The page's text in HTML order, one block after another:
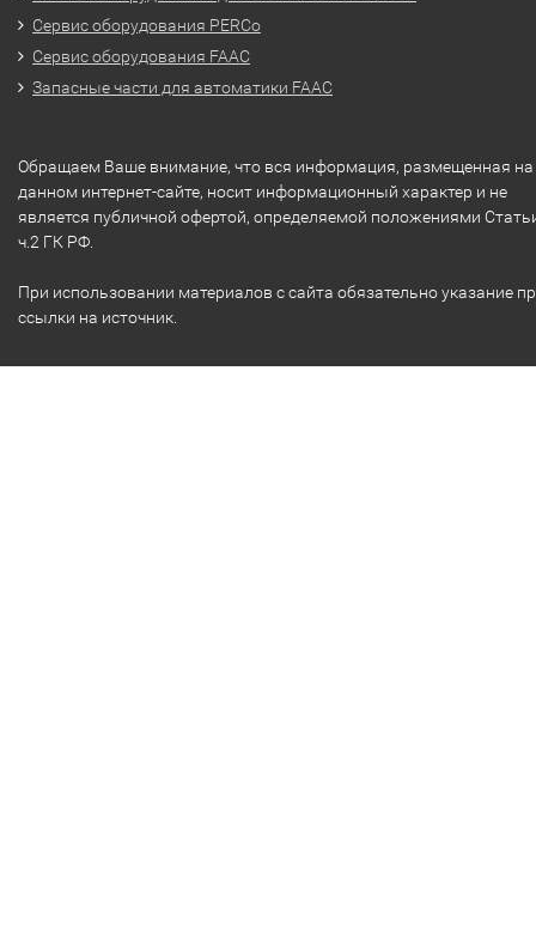
Сервис оборудования PERCo
Сервис оборудования FAAC
Запасные части для автоматики FAAC
Обращаем Ваше внимание, что вся информация, размещенная на
данном интернет-сайте, носит информационный характер и не
является публичной офертой, определяемой положениями
ч.2 ГК РФ.
При использовании материалов с сайта обязательно указание
ссылки на источник.